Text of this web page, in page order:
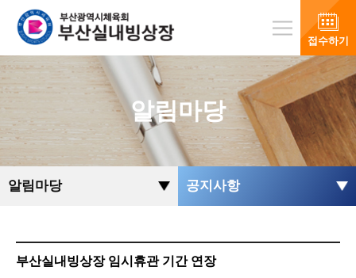
접수하기
알림마당
알림마당 공지사항
부산실내빙상장 임시휴관 기간 연장